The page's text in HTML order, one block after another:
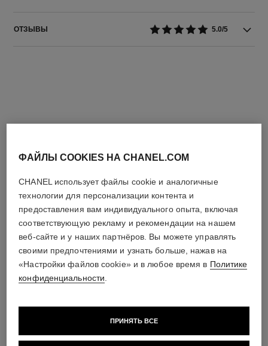
ОТЗЫВЫ 5.0/5
les beiges пудра с эффектом
noir allure
ФАЙЛЫ COOKIES НА CHANEL.COM
CHANEL использует файлы cookie и аналогичные
технологии для персонализации контента и
предоставления вам индивидуального опыта, включая
соответствующую рекламу и рекомендации на нашем
веб-сайте и у наших партнёров. Вы можете управлять
своими предпочтениями и узнать больше, нажав на
«Настройки файлов cookie» и в любое время в Политике
конфиденциальности
ПРИНЯТЬ ВСЕ